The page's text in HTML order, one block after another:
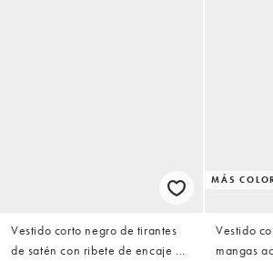
Vestido corto negro de tirantes
de satén con ribete de encaje de
MÁS
Vestido
mangas